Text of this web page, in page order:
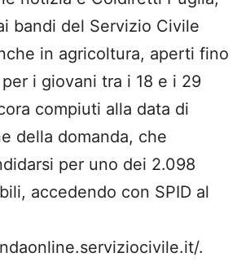
bandi del Servizio Civile
in agricoltura, aperti fino
i giovani tra i 18 e i 29
compiuti alla data di
della domanda, che
per uno dei 2.098
accedendo con SPID al
.